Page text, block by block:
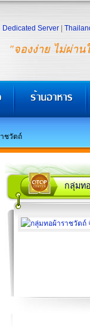
"จองง่าย ไม่ผ่าน
Dedicated Server
ชวัตถ์
กลุ่มท